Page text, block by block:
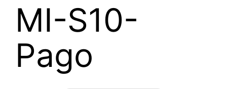
MI-S10-
Pago